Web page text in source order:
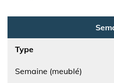
Type
Semaine (meublé)